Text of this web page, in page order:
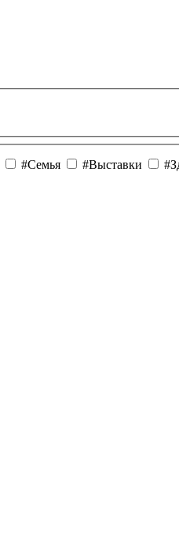
#Семья #Выставки